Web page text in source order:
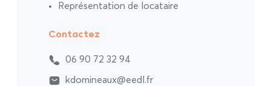
Représentation de locataire
Contactez
06 90 72 32 94
kdomineaux@eedl.fr